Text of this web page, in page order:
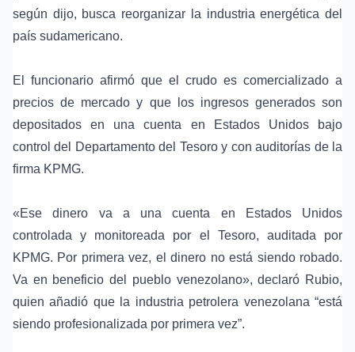
según dijo, busca reorganizar la industria energética del
país sudamericano.
El funcionario afirmó que el crudo es comercializado a
precios de mercado y que los ingresos generados son
depositados en una cuenta en Estados Unidos bajo
control del
Departamento del Tesoroy con auditorías de la
firma KPMG.
«Ese dinero va a una cuenta en Estados Unidos
controlada y monitoreada por el Tesoro, auditada por
KPMG. Por primera vez, el dinero no está siendo robado.
Va en beneficio del pueblo venezolano», declaró Rubio,
quien añadió que la industria petrolera venezolana “está
siendo profesionalizada por primera vez”.